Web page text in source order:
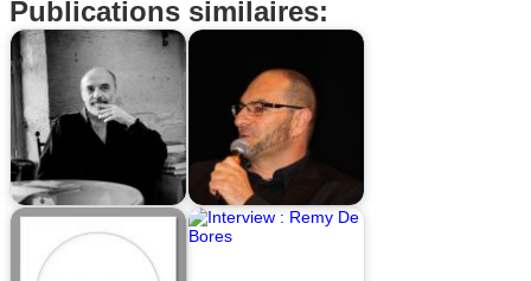
Publications similaires: